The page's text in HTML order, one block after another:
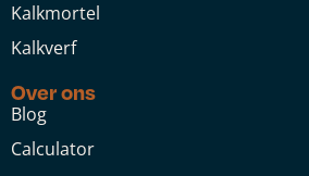
Kalkmortel
Kalkverf
Over ons
Blog
Calculator